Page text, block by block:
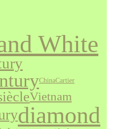
White
ChinaCartier
Vietnam
diamond